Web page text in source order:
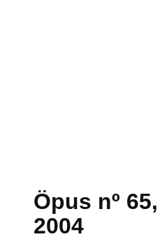
Öpus nº
2004